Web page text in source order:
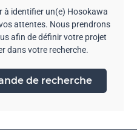
à identifier un(e) Hosokawa
attentes. Nous prendrons
afin de définir votre projet
dans votre recherche.
de recherche